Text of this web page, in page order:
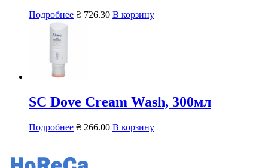
Подробнее ₴ 726.30 В корзину
SC Dove Cream Wash, 300мл
Подробнее ₴ 266.00 В корзину